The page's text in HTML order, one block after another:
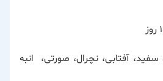
آفتابی، نچرال، صورتی، انبه